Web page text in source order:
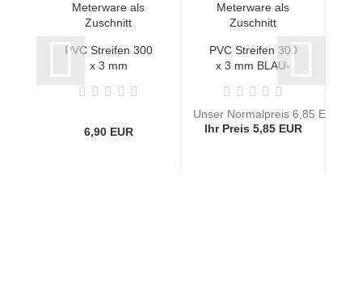
PVC Streifen 300
x 3 mm
Meterware...
6,90 EUR
PVC Streifen 300
x 3 mm BLAU-
Unser Normalpreis 6,85 EUR
Ihr Preis 5,85 EUR